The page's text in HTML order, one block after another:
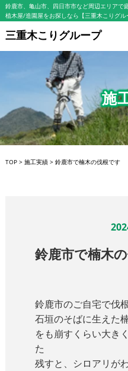
鈴鹿市、亀山市、四日市市など周辺エリアで
植木屋/造園屋をお探しなら【三重木こりグル
三重木こりグループ
施
TOP> 施工実績> 鈴鹿市で楠木の伐根です
鈴鹿市で楠木
鈴鹿市のご自宅で伐
石垣のそばに生えた
をも崩すくらい大き
た
残すと、シロアリが